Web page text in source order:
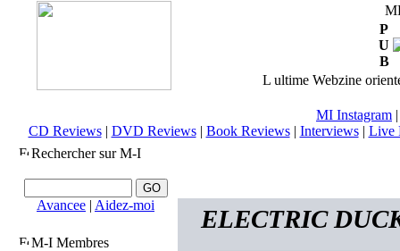
P
U
B
L ultime Webzine
MI Instagram
CD Reviews| DVD Reviews| Book Reviews| Interviews| Live
Rechercher sur M-I
Avancee | Aidez-moi
M-I Membres
ELECTRIC